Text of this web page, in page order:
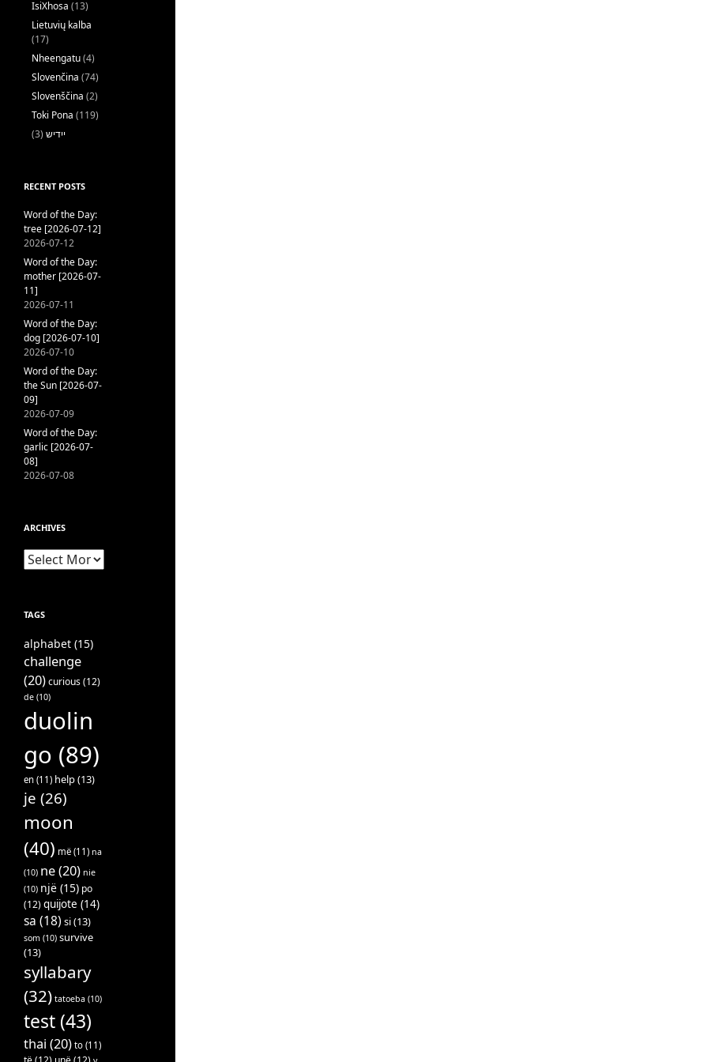
IsiXhosa (13)
Lietuvių kalba
(17)
Nheengatu(4)
Slovenčina (74)
Slovenščina (2)
Toki Pona (119)
ייִדיש (3)
RECENT POSTS
Word of the Day:
tree [2026-07-12]
2026-07-12
Word of the Day:
mother [2026-07-
11]
2026-07-11
Word of the Day:
dog [2026-07-10]
2026-07-10
Word of the Day:
the Sun [2026-07-
09]
2026-07-09
Word of the Day:
garlic [2026-07-
08]
2026-07-08
ARCHIVES
Archives
TAGS
alphabet (15)
challenge
(20)curious(12)
de (10)
duolin
go (89)
en (11) help(13)
je (26)
moon
(40) më (11) na
(10) ne(20) nie
(10) një (15) po
(12)quijote (14)
sa (18) si(13)
som (10) survive
(13)
syllabary
(32) tatoeba (10)
test (43)
thai (20) to (11)